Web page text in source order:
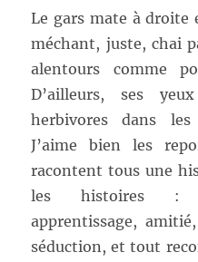
Le gars mate à droite
méchant, juste, chai
alentours comme
D’ailleurs, ses
herbivores dans les
J’aime bien les
racontent tous une
les histoires :
apprentissage,
séduction, et tout